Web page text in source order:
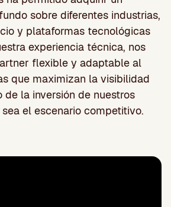
sobre diferentes industrias,
y plataformas tecnológicas
experiencia técnica, nos
flexible y adaptable al
que maximizan la visibilidad
de la inversión de nuestros
el escenario competitivo.